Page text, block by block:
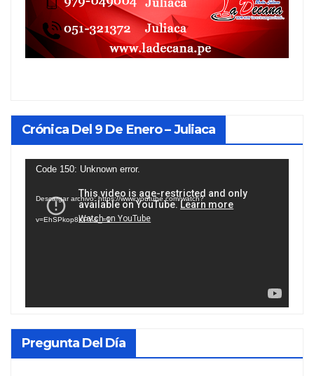
Crónica Del 9 De Enero – Juliaca
Reproductor
vídeo
Code 150: Unknown error.
Descargar archivo: https://www.youtube.com/watch?
v=EhSPkop8KPY&_=1
Pregunta Del Día